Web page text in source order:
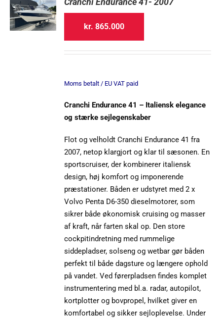
kr. 865.000
Moms betalt / EU VAT paid
Cranchi Endurance 41 – Italiensk elegance
og stærke sejlegenskaber
Flot og velholdt Cranchi Endurance 41 fra
2007, netop klargjort og klar til sæsonen. En
sportscruiser, der kombinerer italiensk
design, høj komfort og imponerende
præstationer. Båden er udstyret med 2 x
Volvo Penta D6-350 dieselmotorer, som
sikrer både økonomisk cruising og masser
af kraft, når farten skal op. Den store
cockpitindretning med rummelige
siddepladser, solseng og wetbar gør båden
perfekt til både dagsture og længere ophold
på vandet. Ved førerpladsen findes komplet
instrumentering med bl.a. radar, autopilot,
kortplotter og bovpropel, hvilket giver en
komfortabel og sikker sejloplevelse. Under